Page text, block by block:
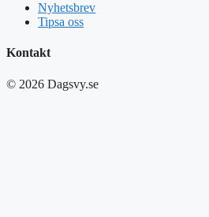
Nyhetsbrev
Tipsa oss
Kontakt
© 2026 Dagsvy.se